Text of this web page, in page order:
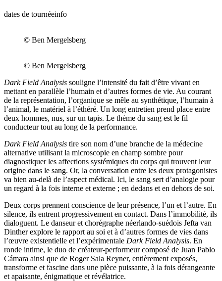
dates de tournéeinfo
© Ben Mergelsberg
© Ben Mergelsberg
Dark Field Analysis souligne l’intensité du fait d’être vivant en
mettant en parallèle l’humain et d’autres formes de vie. Au courant
de la représentation, l’organique se mêle au synthétique, l’humain à
l’animal, le matériel à l’éthéré. Un long entretien prend place entre
deux hommes, nus, sur un tapis. Le thème du sang est le fil
conducteur tout au long de la performance.
Dark Field Analysis tire son nom d’une branche de la médecine
alternative utilisant la microscopie en champ sombre pour
diagnostiquer les affections systémiques du corps qui trouvent leur
origine dans le sang. Or, la conversation entre les deux protagonistes
va bien au-delà de l’aspect médical. Ici, le sang sert d’analogie pour
un regard à la fois interne et externe ; en dedans et en dehors de soi.
Deux corps prennent conscience de leur présence, l’un et l’autre. En
silence, ils entrent progressivement en contact. Dans l’immobilité, ils
dialoguent. Le danseur et chorégraphe néerlando-suédois Jefta van
Dinther explore le rapport au soi et à d’autres formes de vies dans
l’œuvre existentielle et l’expérimentale Dark Field Analysis. En
ronde intime, le duo de créateur-performeur composé de Juan Pablo
Cámara ainsi que de Roger Sala Reyner, entièrement exposés,
transforme et fascine dans une pièce puissante, à la fois dérangeante
et apaisante, énigmatique et révélatrice.